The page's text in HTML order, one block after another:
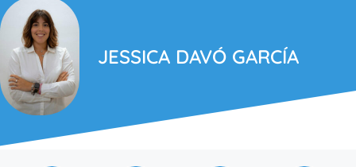
JESSICA DAVÓ GARCÍA